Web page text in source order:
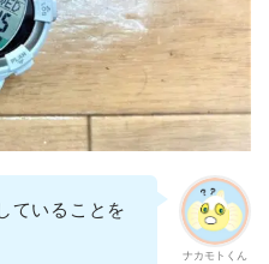
ナカモトくん
ていることを